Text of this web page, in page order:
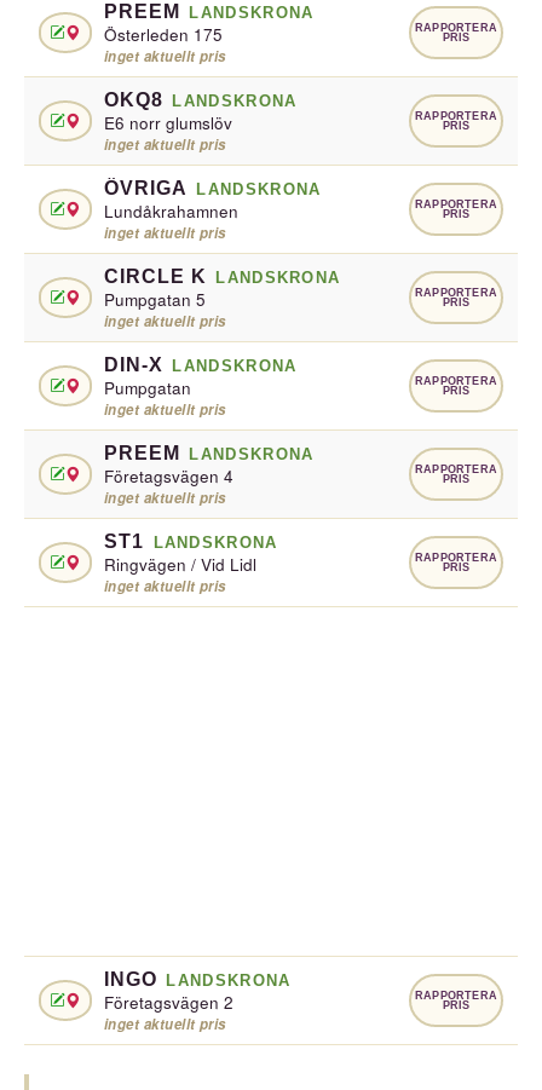
PREEM LANDSKRONA
Österleden 175
inget aktuellt pris
RAPPORTERA
PRIS
OKQ8 LANDSKRONA
E6 norr glumslöv
inget aktuellt pris
RAPPORTERA
PRIS
ÖVRIGA LANDSKRONA
Lundåkrahamnen
inget aktuellt pris
RAPPORTERA
PRIS
CIRCLE K LANDSKRONA
Pumpgatan 5
inget aktuellt pris
RAPPORTERA
PRIS
DIN-X LANDSKRONA
Pumpgatan
inget aktuellt pris
RAPPORTERA
PRIS
PREEM LANDSKRONA
Företagsvägen 4
inget aktuellt pris
RAPPORTERA
PRIS
ST1 LANDSKRONA
Ringvägen / Vid Lidl
inget aktuellt pris
RAPPORTERA
PRIS
INGO LANDSKRONA
Företagsvägen 2
inget aktuellt pris
RAPPORTERA
PRIS